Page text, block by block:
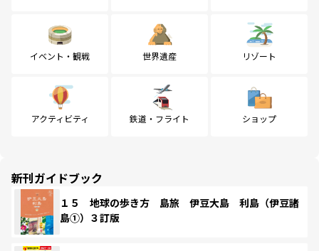
イベント・観戦 世界遺産 リゾート
アクティビティ 鉄道・フライト ショップ
新刊ガイドブック
１５ 地球の歩き方 島旅 伊豆大島 利島（伊豆諸
島①）３訂版